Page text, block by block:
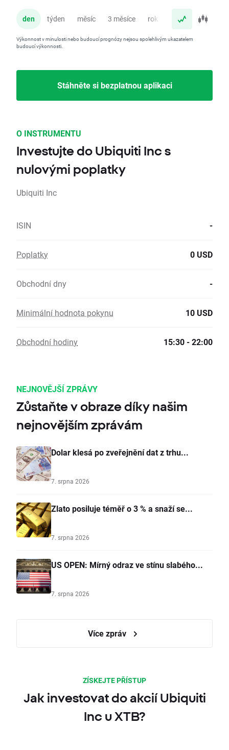
den týden měsíc 3 měsíce rok
Výkonnost v minulosti nebo budoucí prognózy nejsou spolehlivým ukazatelem
budoucí výkonnosti.
Stáhněte si bezplatnou aplikaci
O INSTRUMENTU
Investujte do Ubiquiti Inc s
nulovými poplatky
Ubiquiti Inc
ISIN -
Poplatky 0 USD
Obchodní dny -
Minimální hodnota pokynu 10 USD
Obchodní hodiny 15:30 - 22:00
NEJNOVĚJŠÍ ZPRÁVY
Zůstaňte v obraze díky našim
nejnovějším zprávám
Dolar klesá po zveřejnění dat z trhu...
7. srpna 2026
Zlato posiluje téměř o 3 % a snaží se...
7. srpna 2026
US OPEN: Mírný odraz ve stínu slabého...
7. srpna 2026
Více zpráv
ZÍSKEJTE PŘÍSTUP
Jak investovat do akcií Ubiquiti
Inc u XTB?